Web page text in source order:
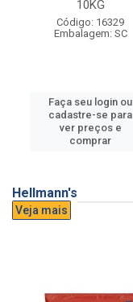
10KG
Código: 16329
Embalagem: SC
Faça seu login ou
cadastre-se para
ver preços e
comprar
Hellmann's
Veja mais